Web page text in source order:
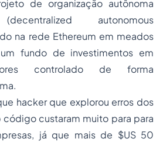
de organização autônoma
(decentralized autonomous
na rede Ethereum em meados
fundo de investimentos em
controlado de forma
hacker que explorou erros dos
código custaram muito para para
já que mais de $US 50